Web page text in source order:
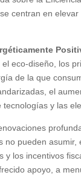
centran en
eco-diseño, los
de la que
el
tecnologías y las
no pueden
y los incentivos
apoyo, a